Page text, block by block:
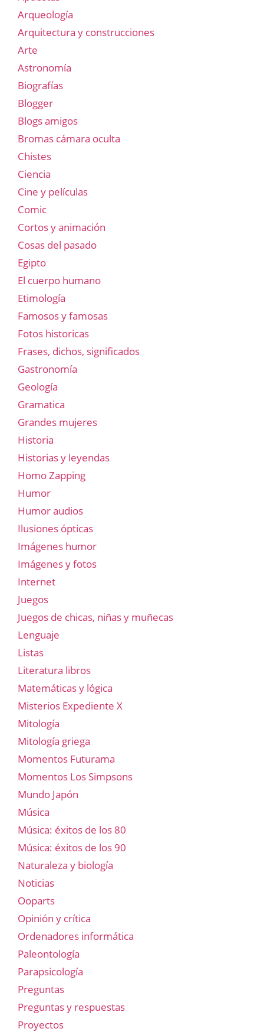
Arqueología
Arquitectura y construcciones
Arte
Astronomía
Biografías
Blogger
Blogs amigos
Bromas cámara oculta
Chistes
Ciencia
Cine y películas
Comic
Cortos y animación
Cosas del pasado
Egipto
El cuerpo humano
Etimología
Famosos y famosas
Fotos historicas
Frases, dichos, significados
Gastronomía
Geología
Gramatica
Grandes mujeres
Historia
Historias y leyendas
Homo Zapping
Humor
Humor audios
Ilusiones ópticas
Imágenes humor
Imágenes y fotos
Internet
Juegos
Juegos de chicas, niñas y muñecas
Lenguaje
Listas
Literatura libros
Matemáticas y lógica
Misterios Expediente X
Mitología
Mitología griega
Momentos Futurama
Momentos Los Simpsons
Mundo Japón
Música
Música: éxitos de los 80
Música: éxitos de los 90
Naturaleza y biología
Noticias
Ooparts
Opinión y crítica
Ordenadores informática
Paleontología
Parapsicología
Preguntas
Preguntas y respuestas
Proyectos